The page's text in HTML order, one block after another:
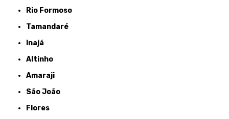
Rio Formoso
Tamandaré
Inajá
Altinho
Amaraji
São João
Flores